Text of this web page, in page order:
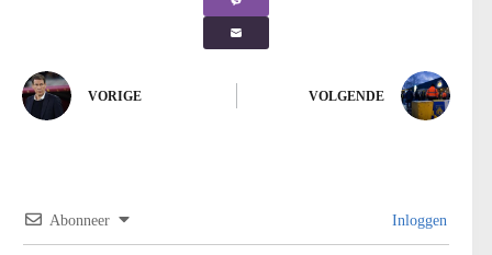
VORIGE VOLGENDE
Abonneer Inloggen